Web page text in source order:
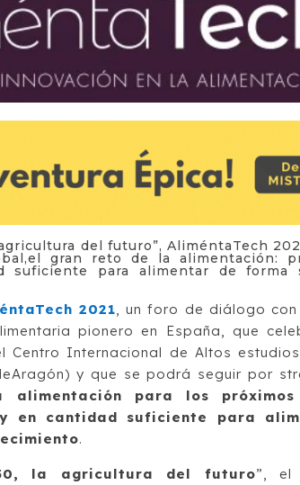
del futuro”, AliméntaTech
gran reto de la alimentación:
suficiente para alimentar de forma
2021, un foro de diálogo
pionero en España, que
Centro Internacional de Altos
y que se podrá seguir por
para los próximos
en cantidad suficiente para
.
la agricultura del futuro”, el